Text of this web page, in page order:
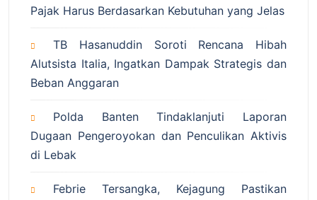
Pajak Harus Berdasarkan Kebutuhan yang Jelas
TB Hasanuddin Soroti Rencana Hibah
Alutsista Italia, Ingatkan Dampak Strategis dan
Beban Anggaran
Polda Banten Tindaklanjuti Laporan
Dugaan Pengeroyokan dan Penculikan Aktivis
di Lebak
Febrie Tersangka, Kejagung Pastikan